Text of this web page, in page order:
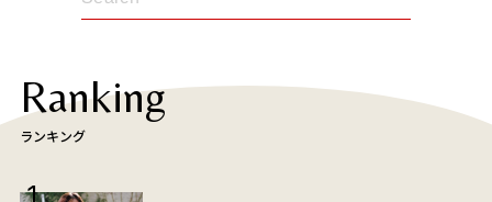
Ranking
ランキング